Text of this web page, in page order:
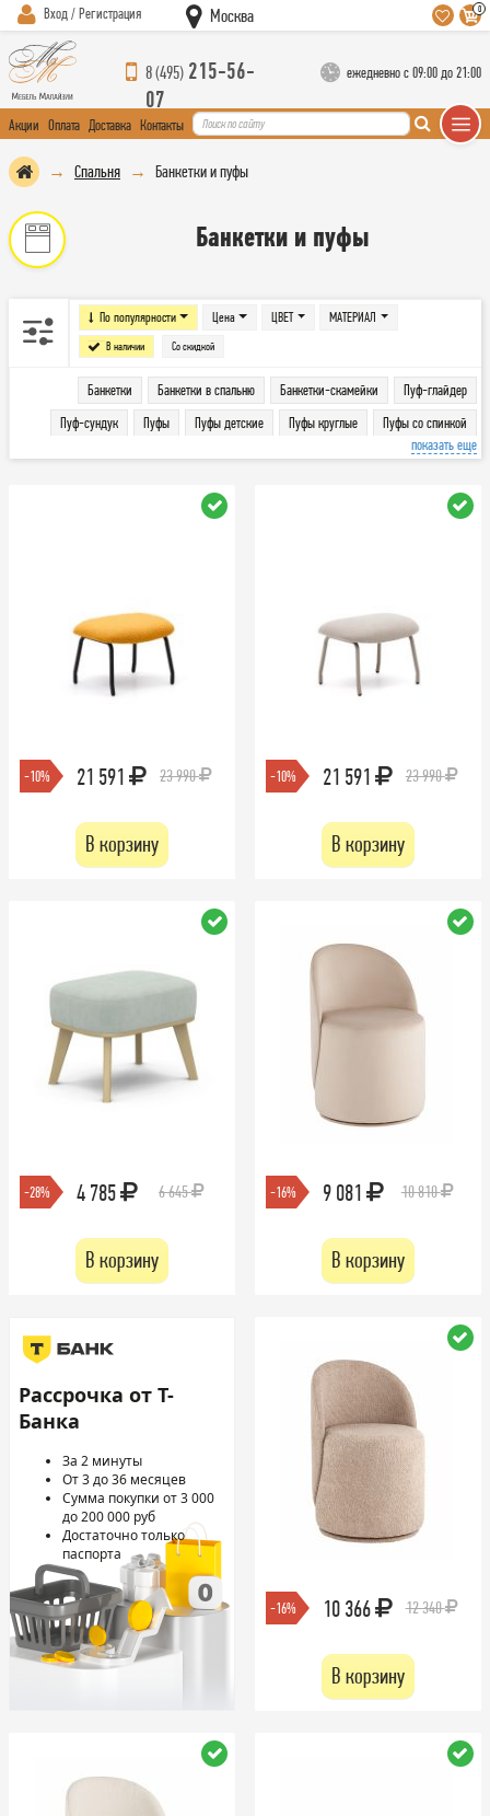
Вход / Регистрация Москва 0
8 (495) 215-56-
07
ежедневно с 09:00 до 21:00
Акции Оплата Доставка Контакты
Спальня Банкетки и пуфы
Банкетки и пуфы
По популярности Цена
В наличии Со скидкой
ЦВЕТ МАТЕРИАЛ
Банкетки Банкетки в спальню Банкетки-скамейки
Пуф-глайдер
Пуф-сундук
Пуфы Пуфы детские Пуфы круглые
Пуфы со спинкой
показать еще
-10% 21 591 23 990
В корзину
-10% 21 591 23 990
В корзину
-28% 4 785 6 645
В корзину
-16% 9 081 10 810
В корзину
Рассрочка от Т-
Банка
За 2 минуты
От 3 до 36 месяцев
Сумма покупки от 3 000
до 200 000 руб
Достаточно только
паспорта
-16% 10 366 12 340
В корзину